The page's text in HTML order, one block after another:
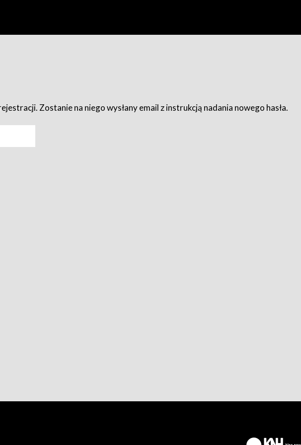
Zostanie na niego wysłany email z instrukcją nadania nowego hasła.